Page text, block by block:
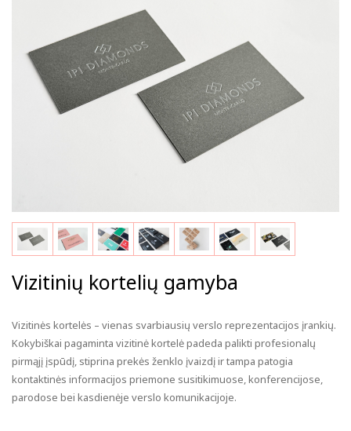
Vizitinių kortelių gamyba
Vizitinės kortelės – vienas svarbiausių verslo reprezentacijos įrankių.
Kokybiškai pagaminta vizitinė kortelė padeda palikti profesionalų
pirmąjį įspūdį, stiprina prekės ženklo įvaizdį ir tampa patogia
kontaktinės informacijos priemone susitikimuose, konferencijose,
parodose bei kasdienėje verslo komunikacijoje.